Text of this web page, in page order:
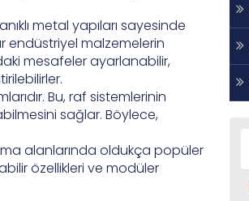
metal yapıları sayesinde
endüstriyel malzemelerin
mesafeler ayarlanabilir,
Bu, raf sistemlerinin
sağlar. Böylece,
alanlarında oldukça popüler
özellikleri ve modüler